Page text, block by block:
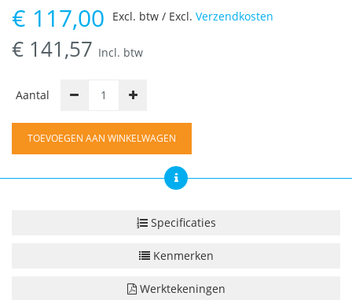
€ 117,00
€ 141,57 Incl. btw
Excl. btw / Excl. Verzendkosten
Aantal
TOEVOEGEN AAN WINKELWAGEN
Specificaties
Kenmerken
Werktekeningen